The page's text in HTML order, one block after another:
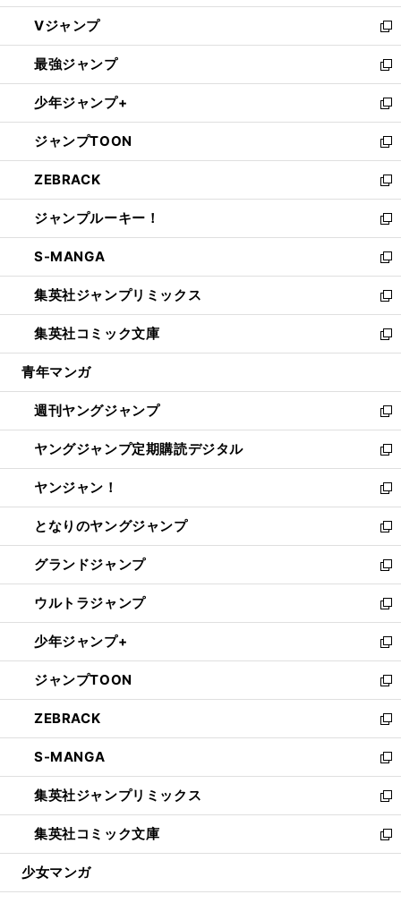
ウ
ィ
ン
ド
ウ
で
開
く
し
い
ウ
ィ
ン
ド
ウ
で
開
く
Vジャンプ
新
し
い
ウ
ィ
ン
ド
ウ
で
開
く
最強ジャンプ
新
し
い
ウ
ィ
ン
ド
ウ
で
開
く
少年ジャンプ+
新
し
い
ウ
ィ
ン
ド
ウ
で
開
く
ジャンプTOON
新
し
い
ウ
ィ
ン
ド
ウ
で
開
く
ZEBRACK
新
し
い
ウ
ィ
ン
ド
ウ
で
開
ジャンプルーキー！
新
し
い
ウ
ィ
ン
ド
ウ
開
く
S-MANGA
新
し
い
ウ
ィ
ン
ウ
で
開
く
集英社ジャンプリミックス
新
し
い
ウ
ン
ド
ウ
で
開
く
集英社コミック文庫
新
し
ウ
ィ
ン
ド
ウ
で
開
く
青年マンガ
週刊ヤングジャンプ
新
し
い
ウ
ィ
ン
ド
ウ
で
開
く
ヤングジャンプ定期購読デジタル
新
し
い
ウ
ィ
ン
ド
ウ
で
開
く
ヤンジャン！
新
し
い
ウ
ィ
ン
ド
ウ
で
開
く
となりのヤングジャンプ
新
し
い
ウ
ィ
ン
ド
ウ
で
開
く
グランドジャンプ
新
し
い
ウ
ィ
ン
ド
ウ
で
開
く
ウルトラジャンプ
新
し
い
ウ
ィ
ン
ド
ウ
で
開
く
少年ジャンプ+
新
し
い
ウ
ィ
ン
ド
ウ
で
開
く
ジャンプTOON
新
し
い
ウ
ィ
ン
ド
ウ
で
開
ZEBRACK
新
し
い
ウ
ィ
ン
ド
ウ
開
S-MANGA
新
し
い
ウ
ィ
ン
ウ
集英社ジャンプリミックス
新
し
い
ウ
ン
集英社コミック文庫
新
し
ウ
少女マンガ